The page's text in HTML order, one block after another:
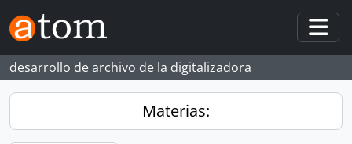
Skip to main content
desarrollo de archivo de la digitalizadora
Materias: